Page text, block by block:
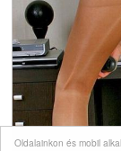
Oldalainkon és mobil